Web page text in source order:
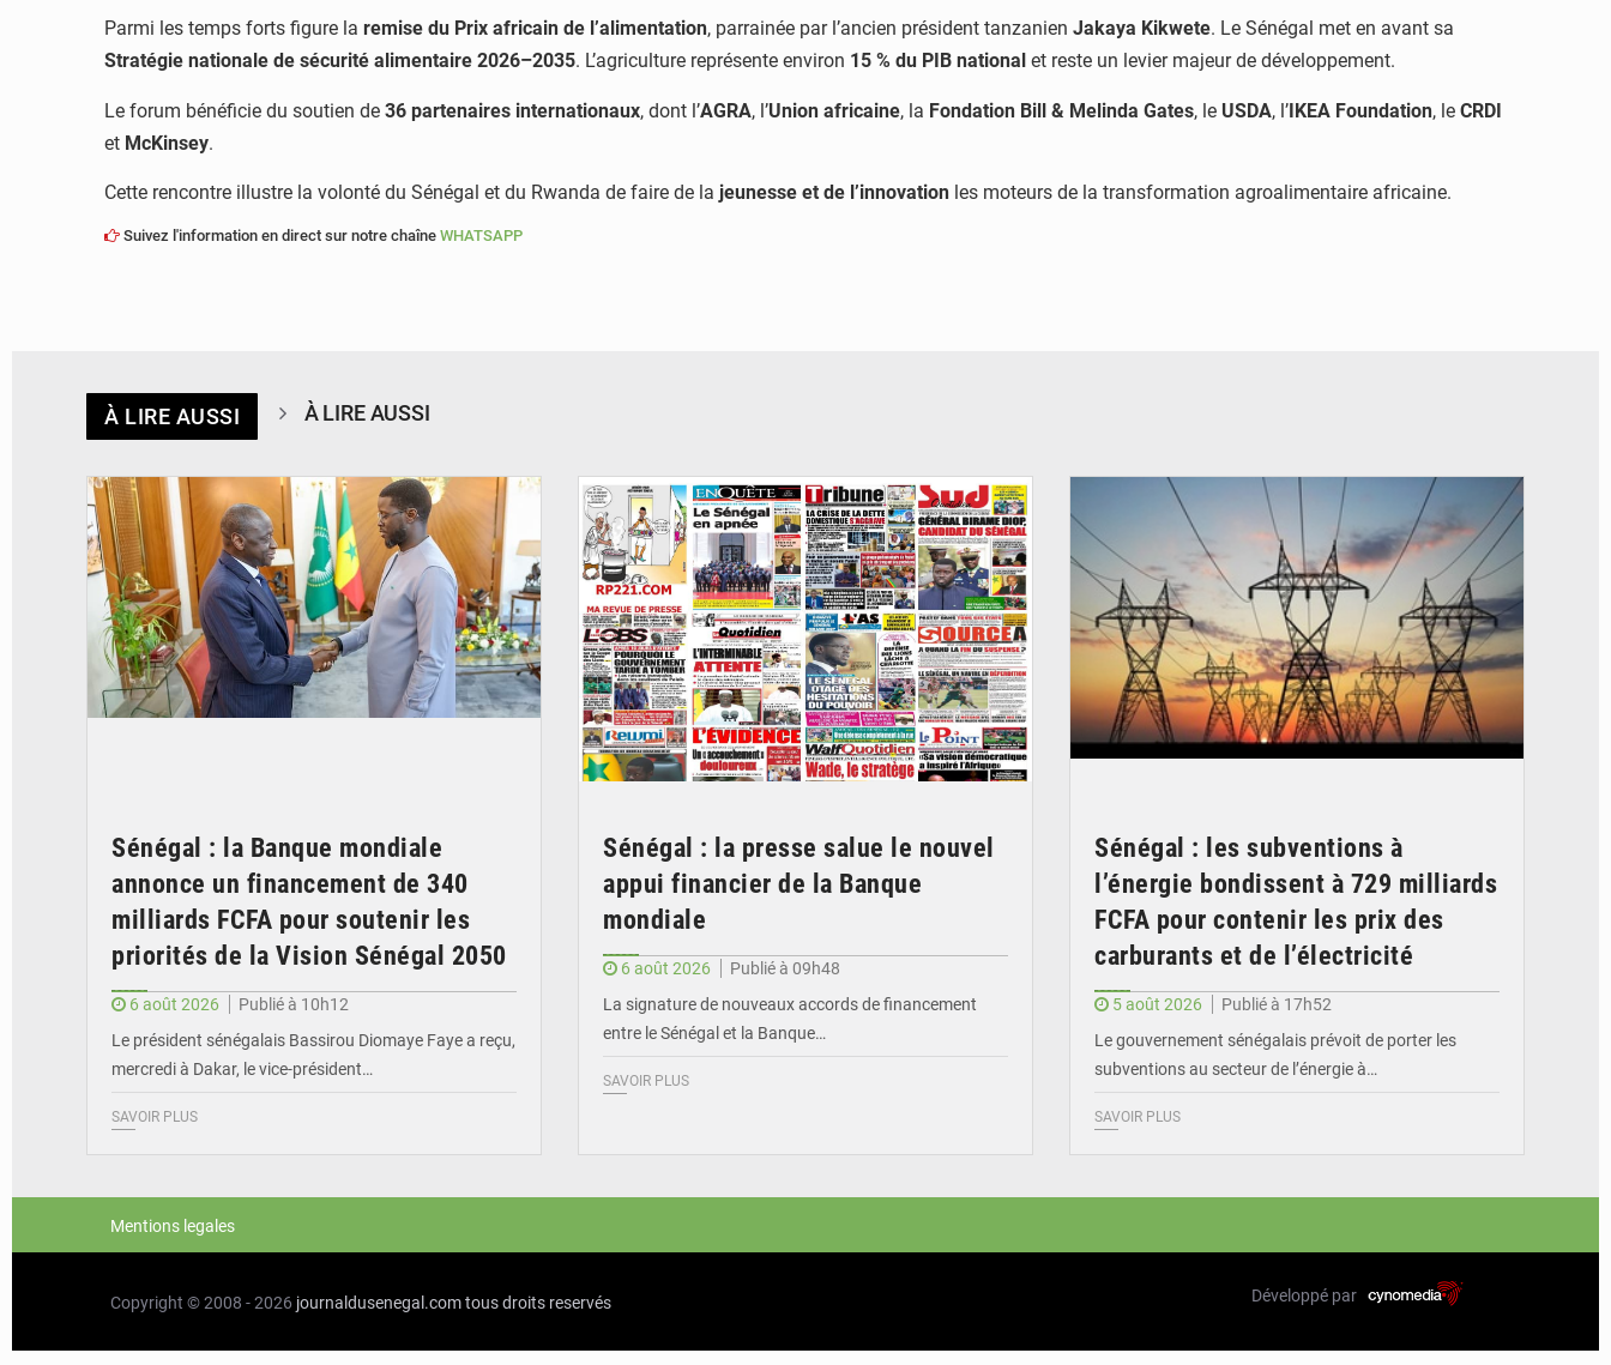
Parmi les temps forts figure la remise du Prix africain de l’alimentation, parrainée par l’ancien président tanzanien Jakaya Kikwete. Le Sénégal met en avant sa
Stratégie nationale de sécurité alimentaire 2026–2035. L’agriculture représente environ 15 % du PIB national et reste un levier majeur de développement.
Le forum bénéficie du soutien de 36 partenaires internationaux, dont l’AGRA, l’Union africaine, la Fondation Bill & Melinda Gates, le USDA, l’IKEA Foundation, le CRDI
et McKinsey.
Cette rencontre illustre la volonté du Sénégal et du Rwanda de faire de la jeunesse et de l’innovation les moteurs de la transformation agroalimentaire africaine.
Suivez l'information en direct sur notre chaîne WHATSAPP
À LIRE AUSSI À LIRE AUSSI
Sénégal : la Banque mondiale
annonce un financement de 340
milliards FCFA pour soutenir les
priorités de la Vision Sénégal 2050
6 août 2026
Publié à 10h12
Le président sénégalais Bassirou Diomaye Faye a reçu,
mercredi à Dakar, le vice-président…
SAVOIR PLUS
Sénégal : la presse salue le nouvel
appui financier de la Banque
mondiale
6 août 2026
Publié à 09h48
La signature de nouveaux accords de financement
entre le Sénégal et la Banque…
SAVOIR PLUS
Sénégal : les subventions à
l’énergie bondissent à 729 milliards
FCFA pour contenir les prix des
carburants et de l’électricité
5 août 2026
Publié à 17h52
Le gouvernement sénégalais prévoit de porter les
subventions au secteur de l’énergie à…
SAVOIR PLUS
Mentions legales
Copyright © 2008 - 2026 journaldusenegal.comtous droits reservés Développé par